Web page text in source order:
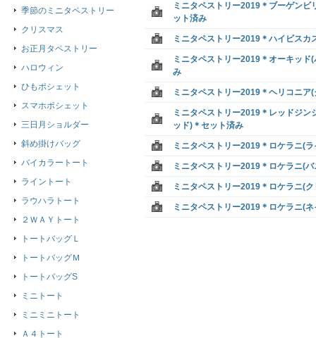
ミニタペストリー2019＊ブーゲンビ
ット済み
ミニタペストリー2019＊ハイビスカ
ミニタペストリー2019＊オーキッド
み
ミニタペストリー2019＊ヘリコニア
ミニタペストリー2019＊レッドジ
ッド)＊セット済み
ミニタペストリー2019＊ロケラニ(
ミニタペストリー2019＊ロケラニ(
ミニタペストリー2019＊ロケラニ(
ミニタペストリー2019＊ロケラニ(
季節のミニタペストリー
クリスマス
お正月タペストリー
ハロウィン
ひもポシェット
スマホポシェット
三日月ショルダー
斜め掛けバッグ
バイカラートート
ライントート
ラウハラトート
２ＷＡＹトート
トートバッグＬ
トートバッグＭ
トートバッグS
ミニトート
ミニミニトート
Ａ４トート